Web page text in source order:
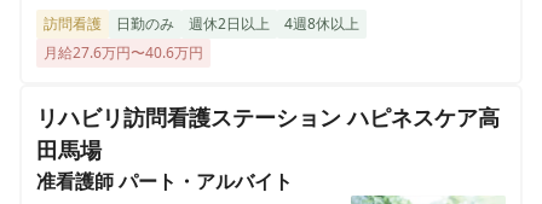
医療施設型ホスピス 医心館経堂
東京都世田谷区宮坂三丁目2-8
看護知識を活かした地域連携看護師のお仕事
訪問看護 日勤のみ 週休2日以上
4週8休以上
月給27.6万円〜40.6万円
リハビリ訪問看護ステーション ハピネスケア高
田馬場
准看護師パート・アルバイト